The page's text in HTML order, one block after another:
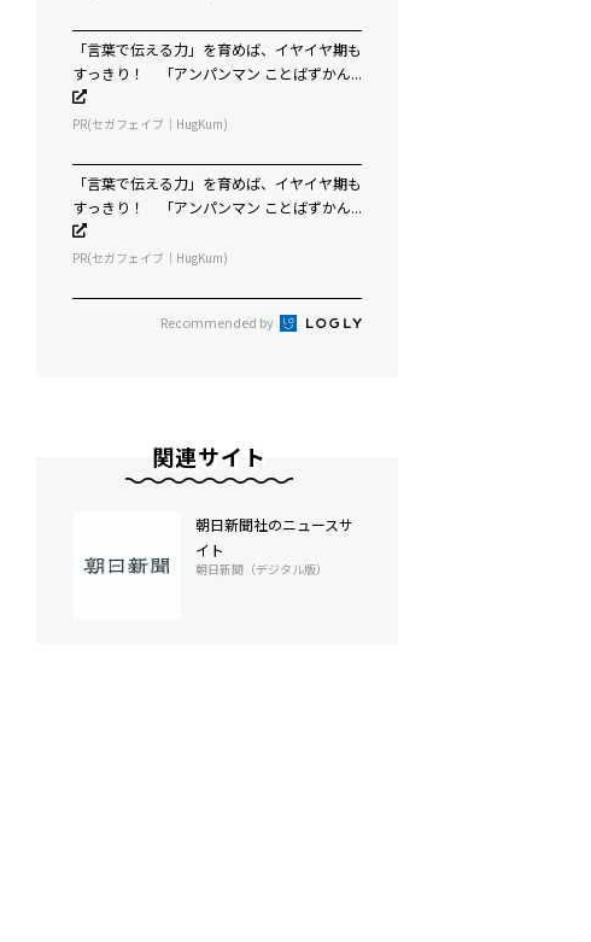
「言葉で伝える力」を育めば、イヤイヤ期も
すっきり！ 「アンパンマン ことばずかん...
PR(セガフェイブ｜HugKum)
「言葉で伝える力」を育めば、イヤイヤ期も
すっきり！ 「アンパンマン ことばずかん...
PR(セガフェイブ｜HugKum)
Recommended by
関連サイト
朝日新聞社のニュースサ
イト
朝日新聞（デジタル版）